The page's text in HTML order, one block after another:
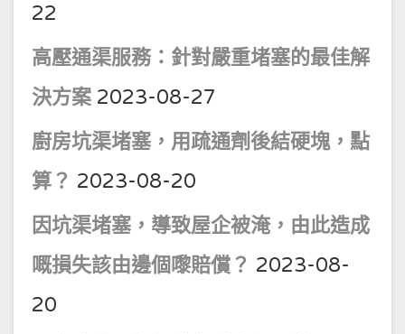
22
高壓通渠服務：針對嚴重堵塞的最佳解
決方案 2023-08-27
廚房坑渠堵塞，用疏通劑後結硬塊，點
算？ 2023-08-20
因坑渠堵塞，導致屋企被淹，由此造成
嘅損失該由邊個嚟賠償？ 2023-08-
20